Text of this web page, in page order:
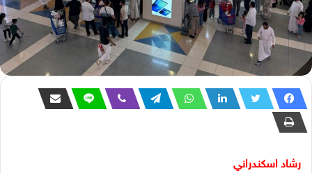
رشاد اسكندراني